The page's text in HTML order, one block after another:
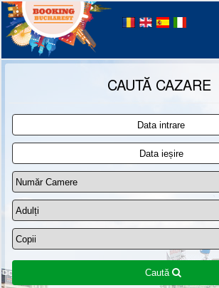
Palatul Parlamentului
CAUTĂ CAZARE
Caută